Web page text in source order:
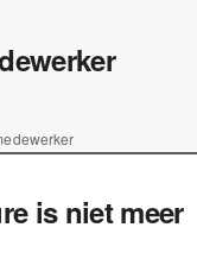
is niet meer